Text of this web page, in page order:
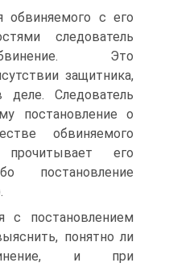
обвиняемого с его
следователь
Это
защитника,
Следователь
постановление о
обвиняемого
его
постановление
с постановлением
понятно ли
и при